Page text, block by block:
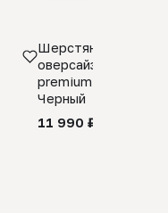
Шерстяной свитер
оверсайз 100%
premium merino
Черный
11 990 ₽